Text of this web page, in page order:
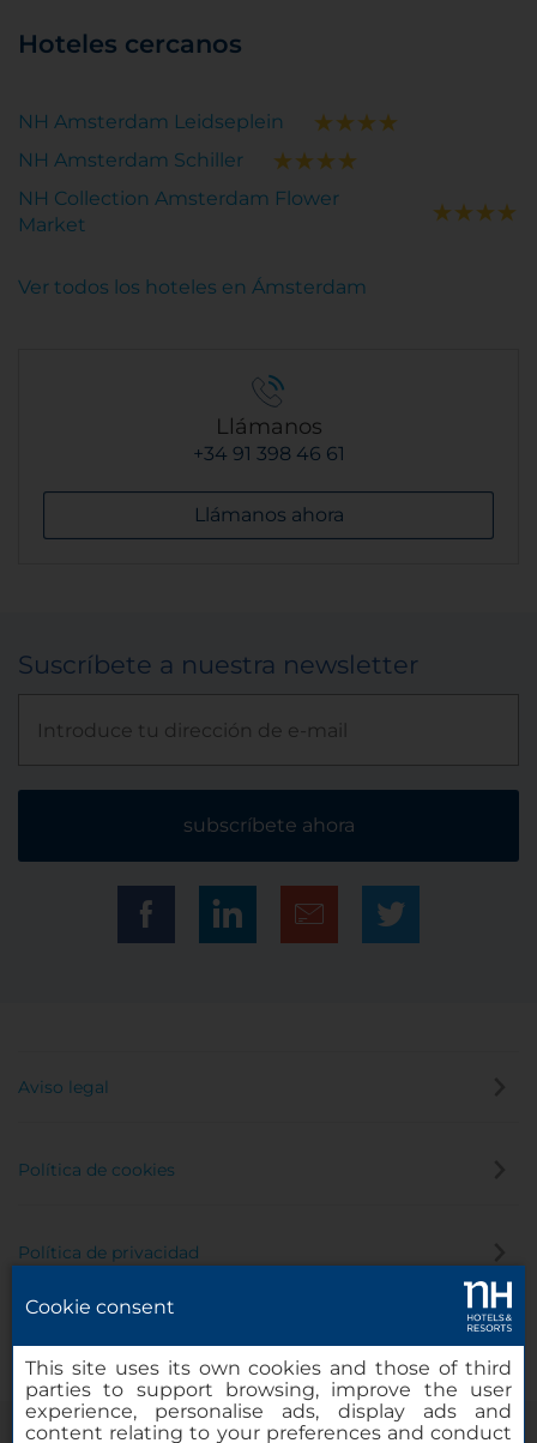
Hoteles cercanos
NH Amsterdam Leidseplein
NH Amsterdam Schiller
NH Collection Amsterdam Flower
Market
Ver todos los hoteles en Ámsterdam
Llámanos
+34 91 398 46 61
Llámanos ahora
Suscríbete a nuestra newsletter
subscríbete ahora
Aviso legal
Política de cookies
Política de privacidad
Cookie consent
This site uses its own cookies and those of third
parties to support browsing, improve the user
experience, personalise ads, display ads and
content relating to your preferences and conduct